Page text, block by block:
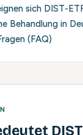
sich DIST-
Behandlung in
(FAQ)